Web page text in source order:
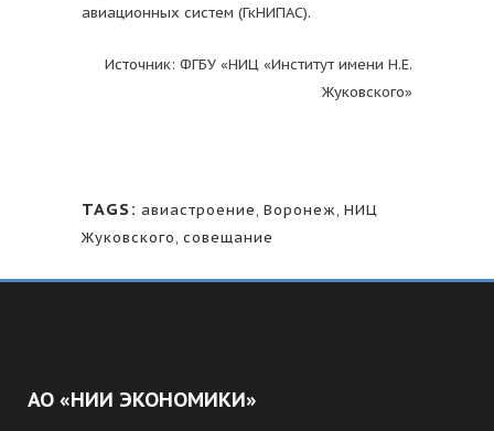
авиационных систем (ГкНИПАС).
Источник: ФГБУ «НИЦ «Институт имени Н.Е.
Жуковского»
TAGS: авиастроение, Воронеж, НИЦ
Жуковского, совещание
АО «НИИ ЭКОНОМИКИ»